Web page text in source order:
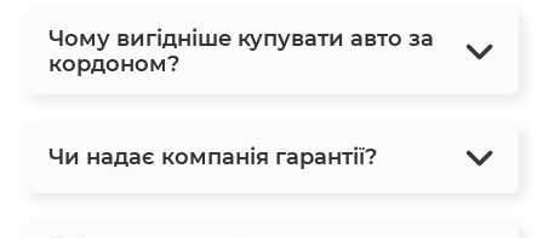
Чому вигідніше купувати авто за
кордоном?
Чи надає компанія гарантії?